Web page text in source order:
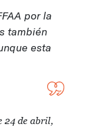
por la
también
esta
24 de abril,